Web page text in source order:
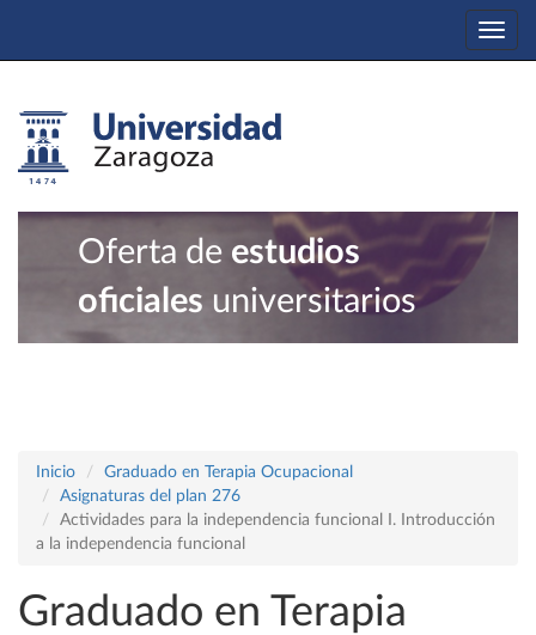
Oferta de estudios
oficiales universitarios
Inicio
Graduado en Terapia Ocupacional
Asignaturas del plan 276
Actividades para la independencia funcional I. Introducción
a la independencia funcional
Graduado en Terapia